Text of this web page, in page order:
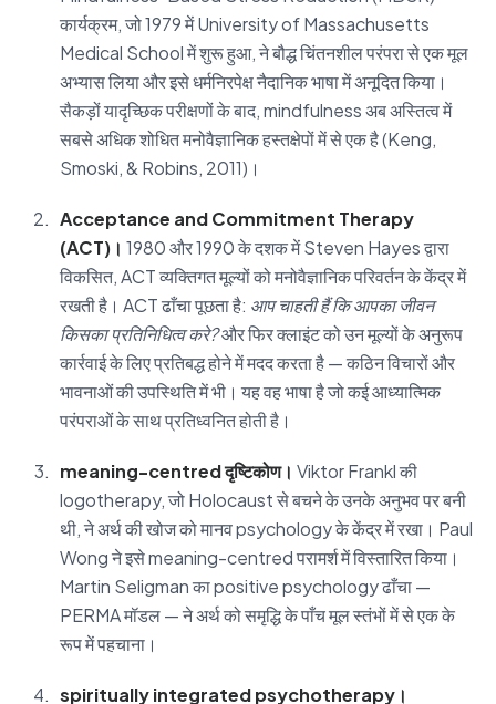
कार्यक्रम, जो 1979 में University of Massachusetts
Medical School में शुरू हुआ, ने बौद्ध चिंतनशील परंपरा से एक मूल
अभ्यास लिया और इसे धर्मनिरपेक्ष नैदानिक भाषा में अनूदित किया।
सैकड़ों यादृच्छिक परीक्षणों के बाद, mindfulness अब अस्तित्व में
सबसे अधिक शोधित मनोवैज्ञानिक हस्तक्षेपों में से एक है (Keng,
Smoski, & Robins, 2011)।
Acceptance and Commitment Therapy
(ACT)। 1980 और 1990 के दशक में Steven Hayes द्वारा
विकसित, ACT व्यक्तिगत मूल्यों को मनोवैज्ञानिक परिवर्तन के केंद्र में
रखती है। ACT ढाँचा पूछता है: आप चाहती हैं कि आपका जीवन
किसका प्रतिनिधित्व करे?और फिर क्लाइंट को उन मूल्यों के अनुरूप
कार्रवाई के लिए प्रतिबद्ध होने में मदद करता है — कठिन विचारों और
भावनाओं की उपस्थिति में भी। यह वह भाषा है जो कई आध्यात्मिक
परंपराओं के साथ प्रतिध्वनित होती है।
meaning-centred दृष्टिकोण। Viktor Frankl की
logotherapy, जो Holocaust से बचने के उनके अनुभव पर बनी
थी, ने अर्थ की खोज को मानव psychology के केंद्र में रखा। Paul
Wong ने इसे meaning-centred परामर्श में विस्तारित किया।
Martin Seligman का positive psychology ढाँचा —
PERMA मॉडल — ने अर्थ को समृद्धि के पाँच मूल स्तंभों में से एक के
रूप में पहचाना।
spiritually integrated psychotherapy।